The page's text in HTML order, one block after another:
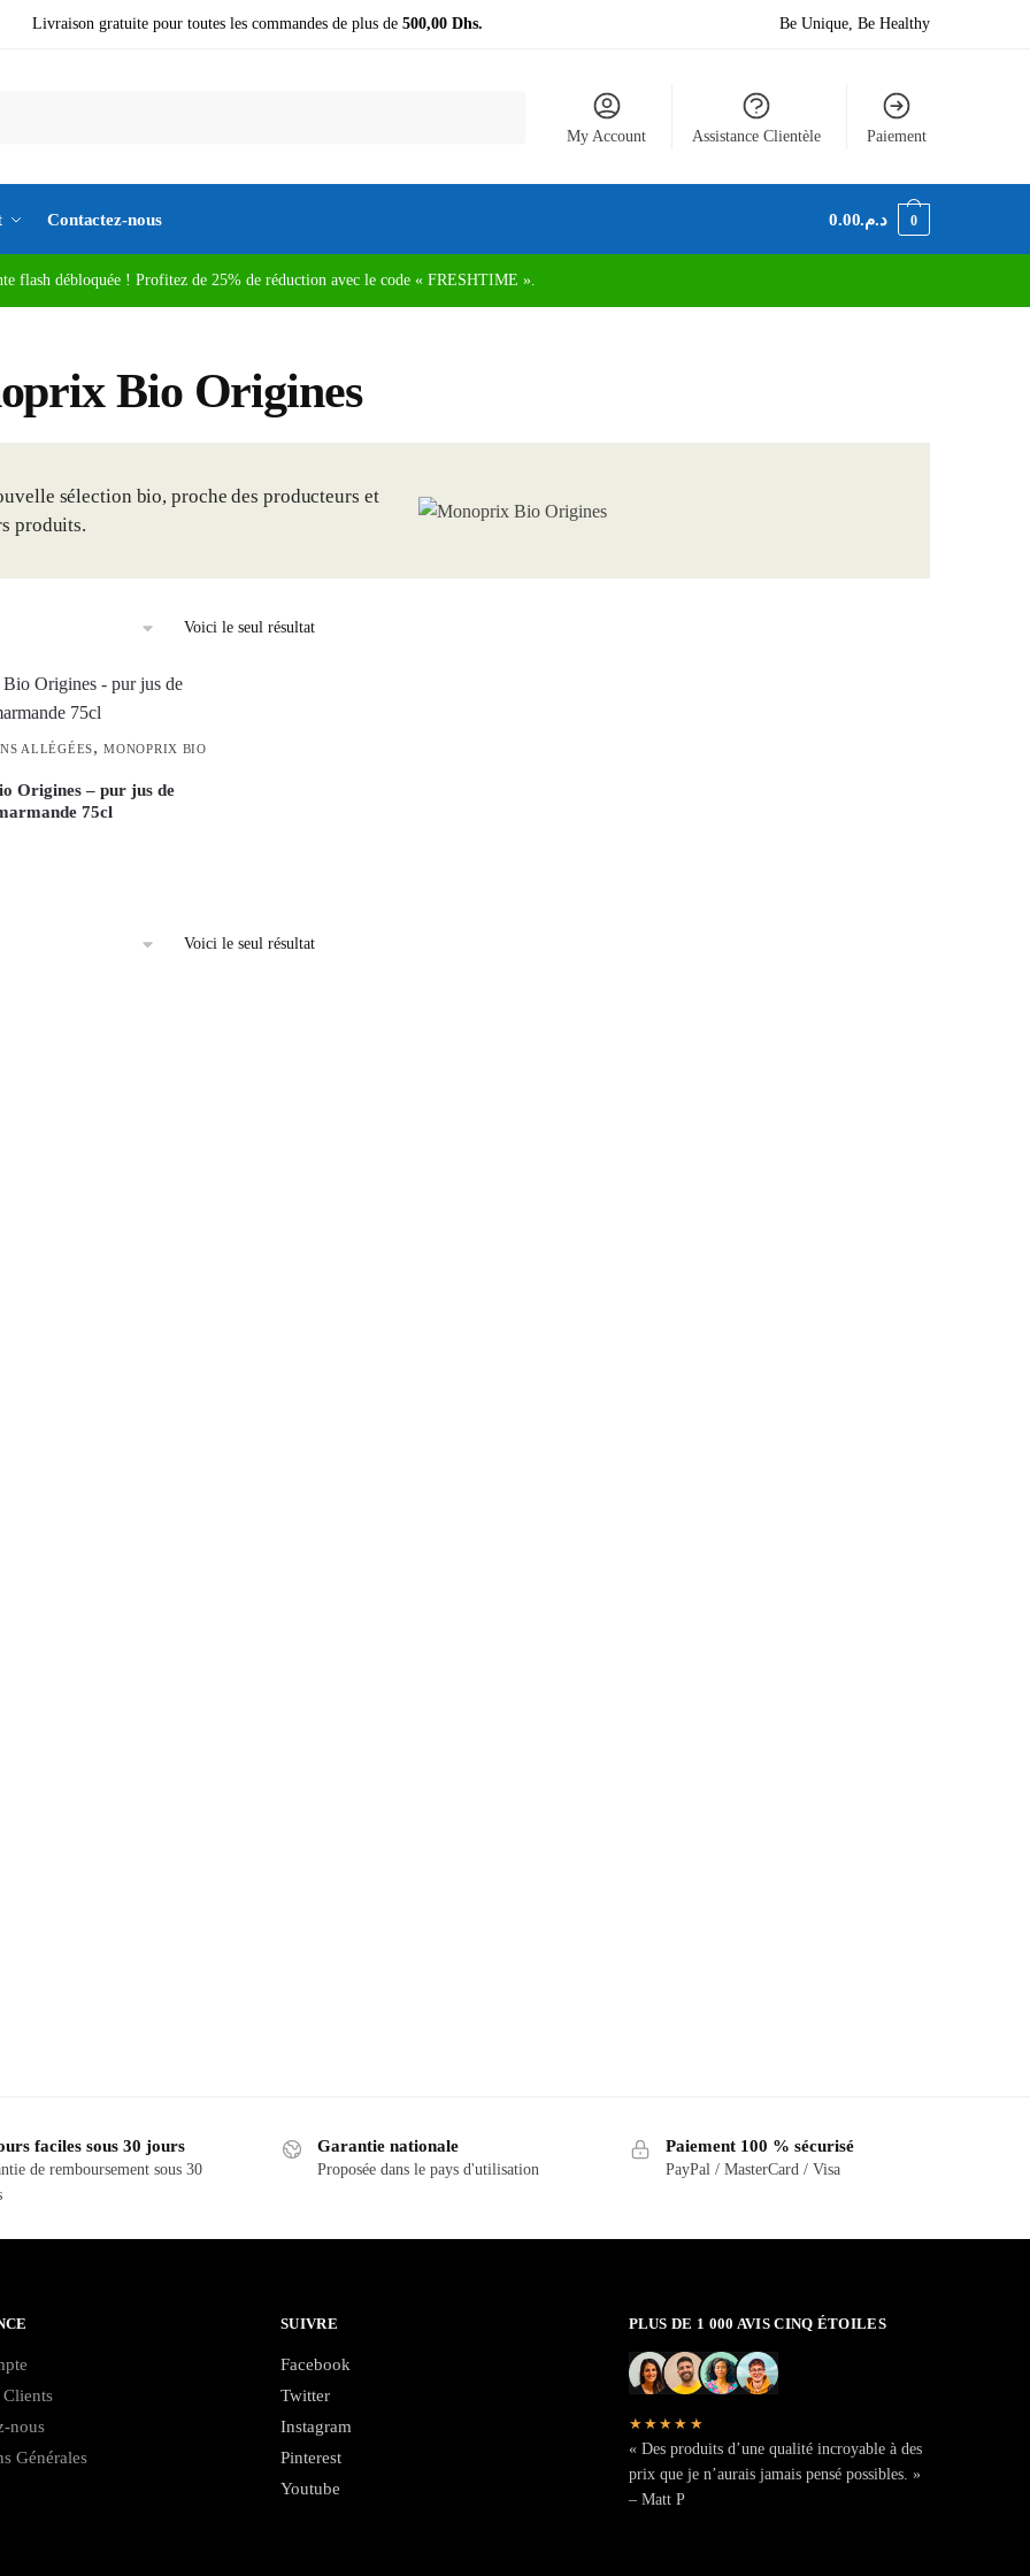
Livraison gratuite pour toutes les commandes de plus de 500,00 Dhs. Be Unique, Be Healthy
My Account Assistance Clientèle Paiement
Contactez-nous د.م.0.00 0
flash débloquée ! Profitez de 25% de réduction avec le code « FRESHTIME ».
Bio Origines
sélection bio, proche des producteurs et
produits.
Voici le seul résultat
ALLÉGÉES,MONOPRIX BIO
Origines – pur jus de
75cl
Voici le seul résultat
faciles sous 30 jours
de remboursement sous 30
Garantie nationale
Proposée dans le pays d'utilisation
Paiement 100 % sécurisé
PayPal / MasterCard / Visa
nous
Générales
SUIVRE
Facebook
Twitter
Instagram
Pinterest
Youtube
PLUS DE 1 000 AVIS CINQ ÉTOILES
★★★★★
« Des produits d’une qualité incroyable à des
prix que je n’aurais jamais pensé possibles. »
– Matt P